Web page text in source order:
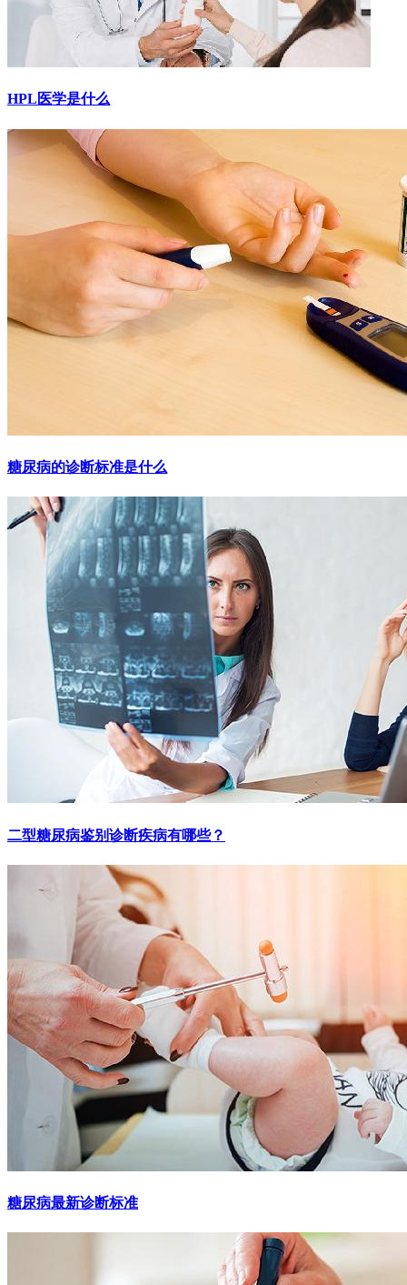
HPL医学是什么
糖尿病的诊断标准是什么
二型糖尿病鉴别诊断疾病有哪些？
糖尿病最新诊断标准